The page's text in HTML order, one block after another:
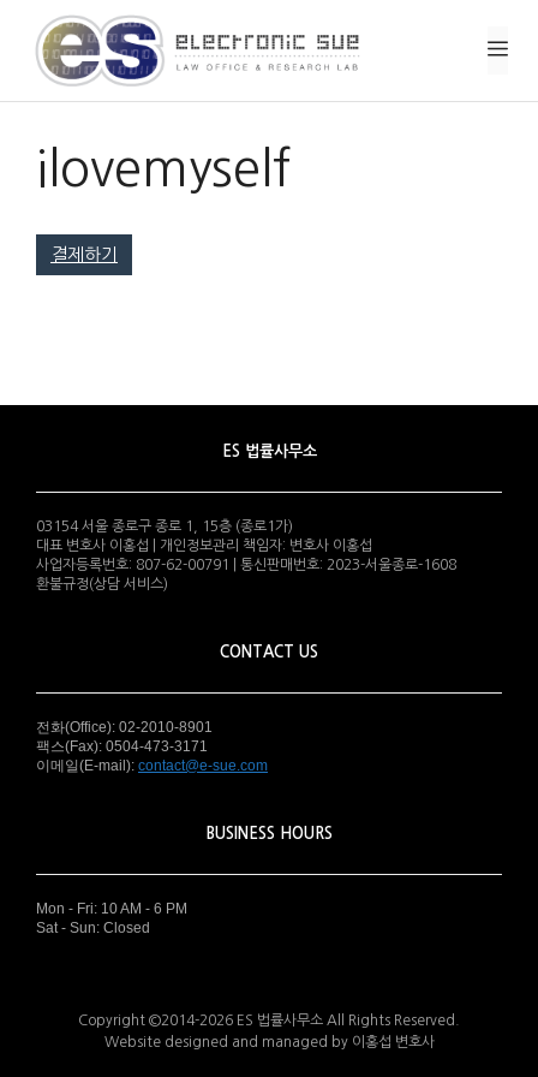
메
뉴
ilovemyself
결제하기
ES 법률사무소
03154 서울 종로구 종로 1, 15층 (종로1가)
대표 변호사 이홍섭 | 개인정보관리 책임자: 변호사 이홍섭
사업자등록번호: 807-62-00791 | 통신판매번호: 2023-서울종로-1608
환불규정(상담 서비스)
CONTACT US
전화(Office): 02-2010-8901
팩스(Fax): 0504-473-3171
이메일(E-mail): contact@e-sue.com
BUSINESS HOURS
Mon - Fri: 10 AM - 6 PM
Sat - Sun: Closed
Copyright ©2014-2026 ES 법률사무소 All Rights Reserved.
Website designed and managed by 이홍섭 변호사